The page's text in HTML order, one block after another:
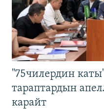
"75чилердин
тараптардын
карайт